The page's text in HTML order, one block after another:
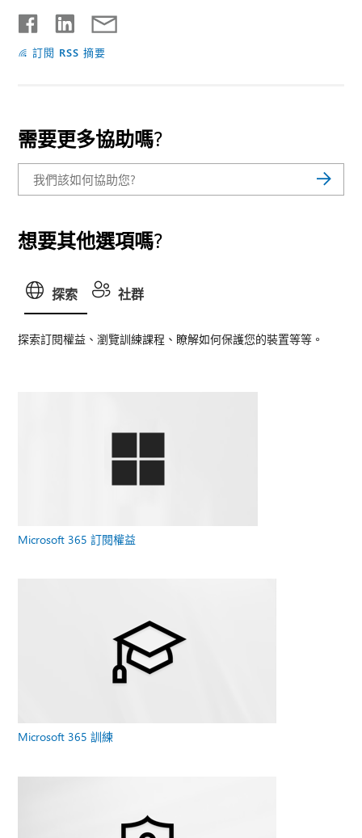
訂閱 RSS 摘要
需要更多協助嗎?
想要其他選項嗎?
探索 社群
探索訂閱權益、瀏覽訓練課程、瞭解如何保護您的裝置等等。
Microsoft 365 訂閱權益
Microsoft 365 訓練